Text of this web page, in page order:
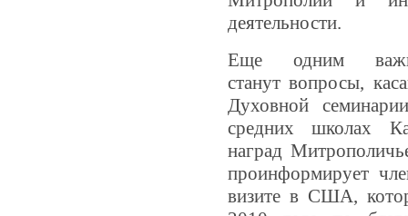
деятельности.
Еще одним
станут вопросы,
Духовной
средних школах
наград
проинформирует
визите в США,